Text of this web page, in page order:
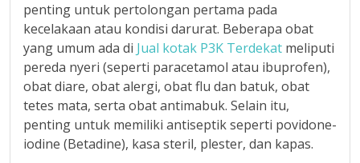
penting untuk pertolongan pertama pada
kecelakaan atau kondisi darurat. Beberapa obat
yang umum ada di Jual kotak P3K Terdekat meliputi
pereda nyeri (seperti paracetamol atau ibuprofen),
obat diare, obat alergi, obat flu dan batuk, obat
tetes mata, serta obat antimabuk. Selain itu,
penting untuk memiliki antiseptik seperti povidone-
iodine (Betadine), kasa steril, plester, dan kapas.